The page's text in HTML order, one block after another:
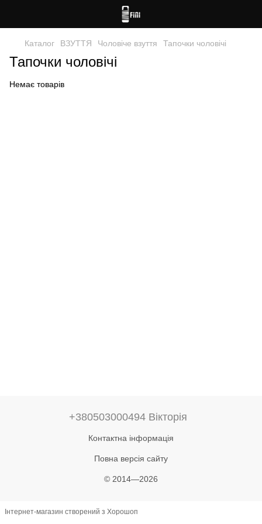
Каталог ВЗУТТЯ Чоловіче взуття Тапочки чоловічі
Тапочки чоловічі
Немає товарів
+380503000494 Вікторія
Контактна інформація
Повна версія сайту
© 2014—2026
Інтернет-магазин створений з Хорошоп